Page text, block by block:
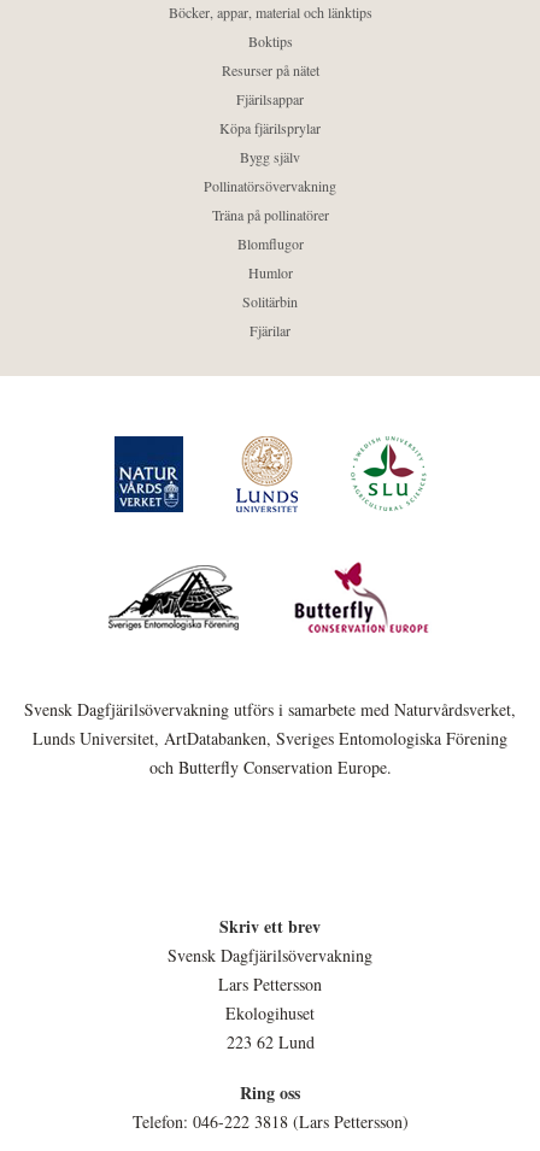
Böcker, appar, material och länktips
Boktips
Resurser på nätet
Fjärilsappar
Köpa fjärilsprylar
Bygg själv
Pollinatörsövervakning
Träna på pollinatörer
Blomflugor
Humlor
Solitärbin
Fjärilar
Svensk Dagfjärilsövervakning utförs i samarbete med Naturvårdsverket,
Lunds Universitet, ArtDatabanken, Sveriges Entomologiska Förening
och Butterfly Conservation Europe.
Skriv ett brev
Svensk Dagfjärilsövervakning
Lars Pettersson
Ekologihuset
223 62 Lund
Ring oss
Telefon: 046-222 3818 (Lars Pettersson)